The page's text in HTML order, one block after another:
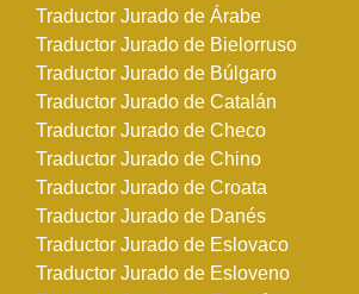
Traductor Jurado de Árabe
Traductor Jurado de Bielorruso
Traductor Jurado de Búlgaro
Traductor Jurado de Catalán
Traductor Jurado de Checo
Traductor Jurado de Chino
Traductor Jurado de Croata
Traductor Jurado de Danés
Traductor Jurado de Eslovaco
Traductor Jurado de Esloveno